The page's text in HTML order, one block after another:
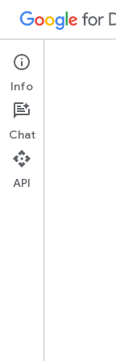
Info
Chat
API